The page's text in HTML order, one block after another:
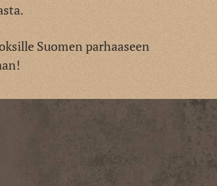
Suomen parhaaseen